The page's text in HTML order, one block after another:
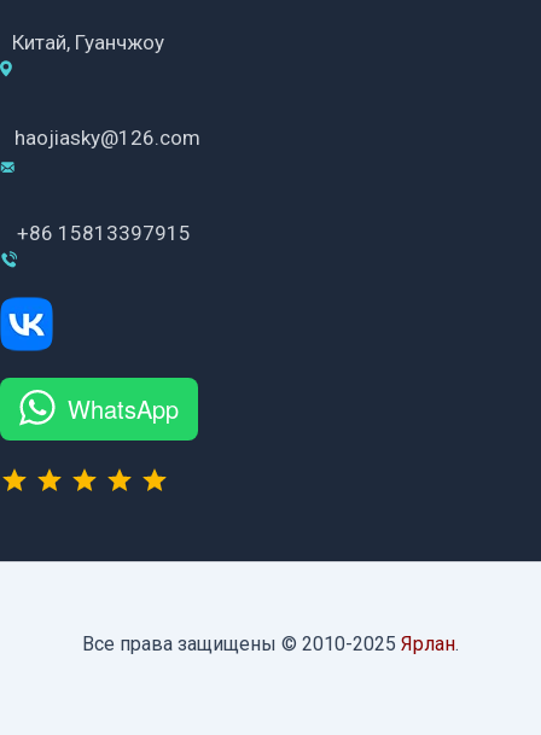
Китай, Гуанчжоу
haojiasky@126.com
+86 15813397915
WhatsApp
⭐ ⭐
Все права защищены © 2010-2025 Ярлан.